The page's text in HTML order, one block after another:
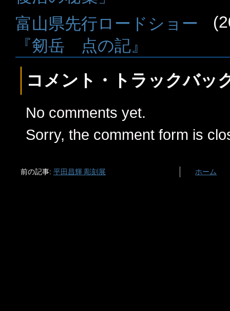
富山県先行ロードショー
『剱岳 点の記』
コメント・トラックバッ
No comments yet.
Sorry, the comment form is
前の記事: 平田昌輝 彫刻展 ホーム